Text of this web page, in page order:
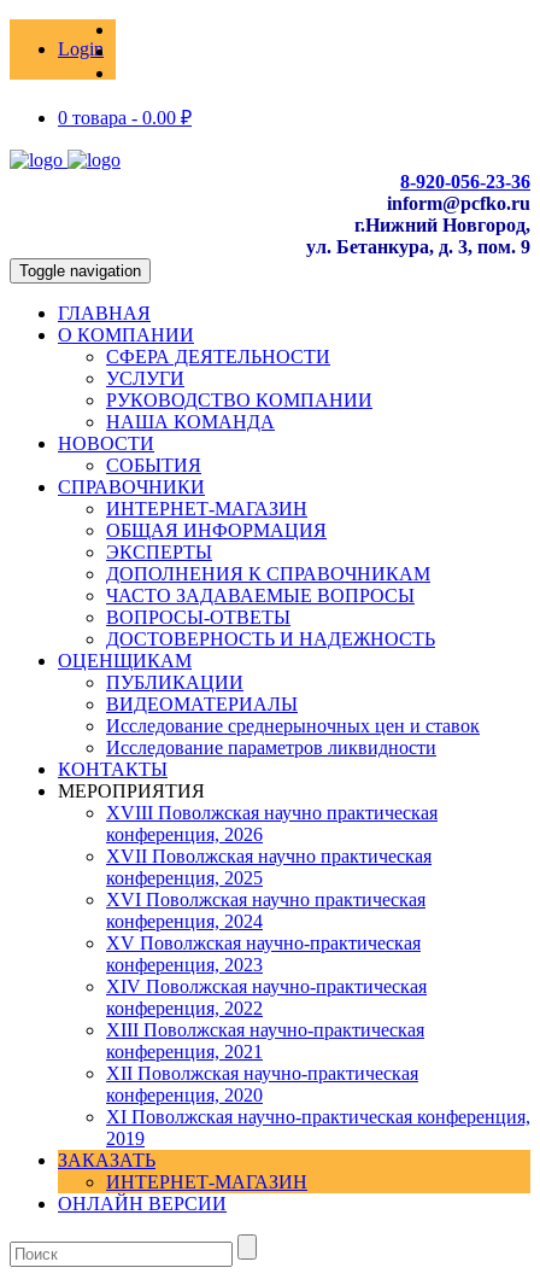
Login
0 товара - 0.00 ₽
8-920-056-23-36
inform@pcfko.ru
г.Нижний Новгород,
ул. Бетанкура, д. 3, пом. 9
Toggle navigation
ГЛАВНАЯ
О КОМПАНИИ
СФЕРА ДЕЯТЕЛЬНОСТИ
УСЛУГИ
РУКОВОДСТВО КОМПАНИИ
НАША КОМАНДА
НОВОСТИ
СОБЫТИЯ
СПРАВОЧНИКИ
ИНТЕРНЕТ-МАГАЗИН
ОБЩАЯ ИНФОРМАЦИЯ
ЭКСПЕРТЫ
ДОПОЛНЕНИЯ К СПРАВОЧНИКАМ
ЧАСТО ЗАДАВАЕМЫЕ ВОПРОСЫ
ВОПРОСЫ-ОТВЕТЫ
ДОСТОВЕРНОСТЬ И НАДЕЖНОСТЬ
ОЦЕНЩИКАМ
ПУБЛИКАЦИИ
ВИДЕОМАТЕРИАЛЫ
Исследование среднерыночных цен и ставок
Исследование параметров ликвидности
КОНТАКТЫ
МЕРОПРИЯТИЯ
XVIII Поволжская научно практическая
конференция, 2026
XVII Поволжская научно практическая
конференция, 2025
XVI Поволжская научно практическая
конференция, 2024
ХV Поволжская научно-практическая
конференция, 2023
ХIV Поволжская научно-практическая
конференция, 2022
ХIII Поволжская научно-практическая
конференция, 2021
ХII Поволжская научно-практическая
конференция, 2020
XI Поволжская научно-практическая конференция,
2019
ЗАКАЗАТЬ
ИНТЕРНЕТ-МАГАЗИН
ОНЛАЙН ВЕРСИИ